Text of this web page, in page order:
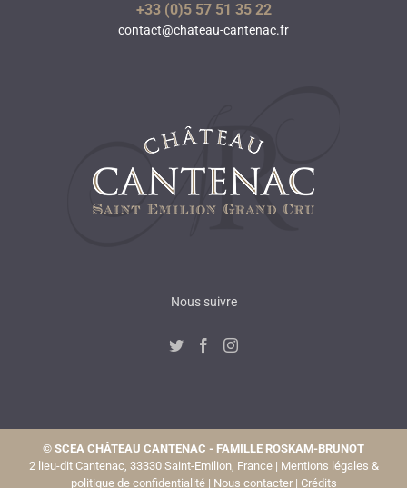
+33 (0)5 57 51 35 22
contact@chateau-cantenac.fr
Nous suivre
© SCEA CHÂTEAU CANTENAC - FAMILLE ROSKAM-BRUNOT
2 lieu-dit Cantenac, 33330 Saint-Emilion, France | Mentions légales &
politique de confidentialité| Nous contacter| Crédits